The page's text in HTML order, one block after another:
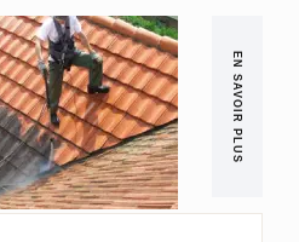
EN SAVOIR PLUS